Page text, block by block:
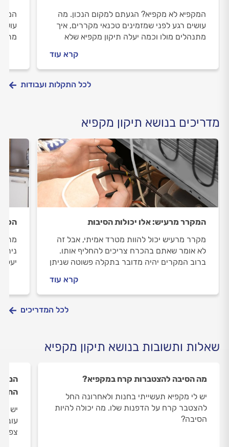
המקפיא לא מקפיא? הגעתם למקום הנכון. מה
עושים רגע לפני שמזמינים טכנאי מקררים, איך
מתנהלים מולו וכמה יעלה תיקון מקפיא שלא
קרא עוד
לכל התקלות ועבודות
מדריכים בנושא תיקון מקפיא
המקרר מרעיש: אלו יכולות הסיבות
מקרר מרעיש יכול להוות מטרד אמיתי, אבל זה
לא אומר שאתם בהכרח צריכים להחליף אותו.
ברוב המקרים יהיה מדובר בתקלה פשוטה שניתן
האפשריים שהמקרר מרעיש בגללם ואיך
מטפלים בבעיה?
קרא עוד
הכל
מתי
לכל המדריכים
שאלות ותשובות בנושא תיקון מקפיא
מה הסיבה להצטברות קרח במקפיא?
יש לי מקפיא תעשייתי בחנות ולאחרונה החל
להצטבר קרח על הדפנות שלו. מה יכולה להיות
הסיבה?